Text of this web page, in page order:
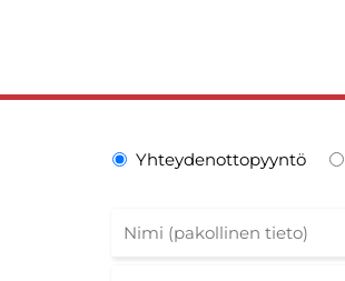
Yhteydenottopyyntö